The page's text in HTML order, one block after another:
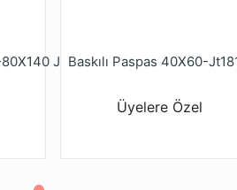
Baskılı Paspas 80X120-80X140 Jt209
Baskılı Paspas 40X60-
Üyelere Özel